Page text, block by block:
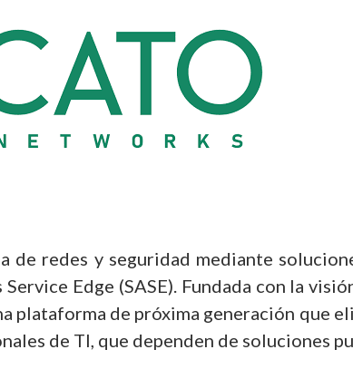
redes y seguridad mediante
Edge (SASE). Fundada con la
plataforma de próxima generación que
de TI, que dependen de soluciones